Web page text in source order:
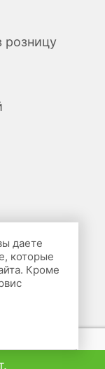
розницу
даете
которые
Кроме